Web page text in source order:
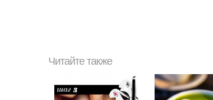
Читайте также